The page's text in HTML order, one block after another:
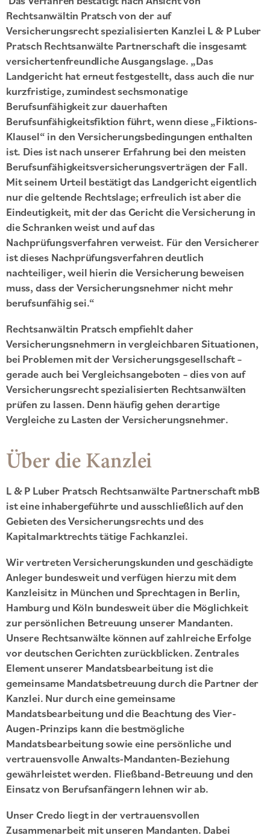
Rechtsanwältin Pratsch von der auf
Versicherungsrecht spezialisierten Kanzlei L & P Luber
Pratsch Rechtsanwälte Partnerschaft die insgesamt
versichertenfreundliche Ausgangslage. „Das
Landgericht hat erneut festgestellt, dass auch die nur
kurzfristige, zumindest sechsmonatige
Berufsunfähigkeit zur dauerhaften
Berufsunfähigkeitsfiktion führt, wenn diese „Fiktions-
Klausel“ in den Versicherungsbedingungen enthalten
ist. Dies ist nach unserer Erfahrung bei den meisten
Berufsunfähigkeitsversicherungsverträgen der Fall.
Mit seinem Urteil bestätigt das Landgericht eigentlich
nur die geltende Rechtslage; erfreulich ist aber die
Eindeutigkeit, mit der das Gericht die Versicherung in
die Schranken weist und auf das
Nachprüfungsverfahren verweist. Für den Versicherer
ist dieses Nachprüfungsverfahren deutlich
nachteiliger, weil hierin die Versicherung beweisen
muss, dass der Versicherungsnehmer nicht mehr
berufsunfähig sei.“
Rechtsanwältin Pratsch empfiehlt daher
Versicherungsnehmern in vergleichbaren Situationen,
bei Problemen mit der Versicherungsgesellschaft –
gerade auch bei Vergleichsangeboten – dies von auf
Versicherungsrecht spezialisierten Rechtsanwälten
prüfen zu lassen. Denn häufig gehen derartige
Vergleiche zu Lasten der Versicherungsnehmer.
Über die Kanzlei
L & P Luber Pratsch Rechtsanwälte Partnerschaft mbB
ist eine inhabergeführte und ausschließlich auf den
Gebieten des Versicherungsrechts und des
Kapitalmarktrechts tätige Fachkanzlei.
Wir vertreten Versicherungskunden und geschädigte
Anleger bundesweit und verfügen hierzu mit dem
Kanzleisitz in München und Sprechtagen in Berlin,
Hamburg und Köln bundesweit über die Möglichkeit
zur persönlichen Betreuung unserer Mandanten.
Unsere Rechtsanwälte können auf zahlreiche Erfolge
vor deutschen Gerichten zurückblicken. Zentrales
Element unserer Mandatsbearbeitung ist die
gemeinsame Mandatsbetreuung durch die Partner der
Kanzlei. Nur durch eine gemeinsame
Mandatsbearbeitung und die Beachtung des Vier-
Augen-Prinzips kann die bestmögliche
Mandatsbearbeitung sowie eine persönliche und
vertrauensvolle Anwalts-Mandanten-Beziehung
gewährleistet werden. Fließband-Betreuung und den
Einsatz von Berufsanfängern lehnen wir ab.
Unser Credo liegt in der vertrauensvollen
Zusammenarbeit mit unseren Mandanten. Dabei